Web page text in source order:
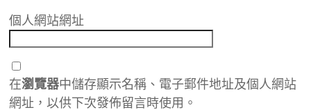
個人網站網址
在瀏覽器中儲存顯示名稱、電子郵件地址及個人網站
網址，以供下次發佈留言時使用。